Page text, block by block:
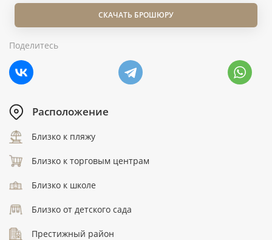
СКАЧАТЬ БРОШЮРУ
Поделитесь
Расположение
Близко к пляжу
Близко к торговым центрам
Близко к школе
Близко от детского сада
Престижный район